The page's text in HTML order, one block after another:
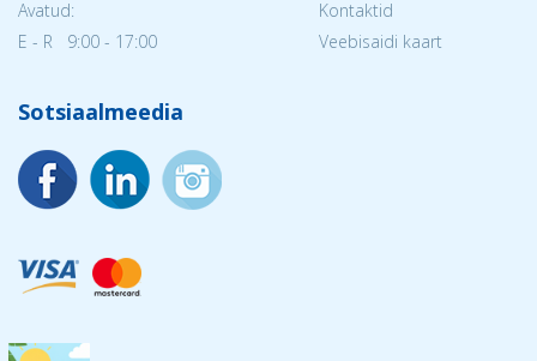
Avatud:
E - R 9:00 - 17:00
Kontaktid
Veebisaidi kaart
Sotsiaalmeedia